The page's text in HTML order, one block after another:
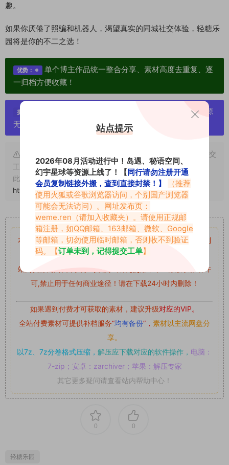
趣。
如果你厌倦了照骗和机器人，渴望真实的同城社交体验，轻糖乐
园将是你的不二之选！
优势：
单个博主作品统一整合分享、素材高度去重复、逐
一归档方便收藏！
提示：
严禁搬运资源链接，一经发现封号处理，素材资源
无露点、需求请绕道，关闭本站网页！
申明：本文资源均来源网友分享，若侵犯了您的权限可以提交
工单处理。
此外本文章皆属于原创文章，转载请注明出处！原文链接：
https://www.abcjyw.com/18035.html
重要声明
本站资源均来自网络分享，如有侵犯你的权益请私信留言
收到
留言后，我们会第一时间进行审核后删除。
站内资源为网友个人学习或测试研究使用，未经原版权作者许
可,禁止用于任何商业途径！请在下载24小时内删除！
如果遇到付费才可获取的素材，建议升级对应的VIP。
全站付费素材可提供补档服务“均有备份”， 素材以主流网盘分
享。
以7z、7z分卷格式压缩， 解压应下载对应的软件操作， 电脑：
7-zip；安卓：zarchiver；苹果：解压专家
其它更多疑问请查看站内帮助中心！
0 0
轻糖乐园
站点提示
2026年08月活动进行中！岛遇、秘语空间、
幻宇星球等资源上线了！【同行请勿注册开通
会员复制链接外搬，查到直接封禁！】
（推荐
使用火狐或谷歌浏览器访问，个别国产浏览器
可能会无法访问）。网址发布页：
weme.ren （请加入收藏夹）。请使用正规邮
箱注册，如QQ邮箱、163邮箱、微软、Google
等邮箱，切勿使用临时邮箱，否则收不到验证
码。【订单未到，记得提交工单】